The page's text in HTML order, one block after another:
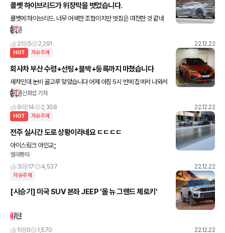
콜벳 하이브리드가 위장막을 벗었습니다.
콜벳에 하이브리드. 너무 어색한 조합이지만 멋짐은 여전한 것 같네
요 !!
2 5 2,291 22.12.22
HOT 자유주제
회사차 부산 수령+선팅+블박+등록까지 마쳤습니다
새차인데 눈비 골고루 맞았습니다 어제 아침 5시 반에 집에서 나와서
KTX 타고.. 르노코리아 부산 공장에서 차 받고..단차 있어서 다시 공
신화섭 기자
9
14 2,308 22.12.22
HOT 자유주제
전주 실시간 도로 상황이라네요 ㄷㄷㄷㄷ
아이스링크 아인교;;
열라뽕따
3
17 4,537 22.12.22
자유주제
[시승기] 미국 SUV 본좌 JEEP '올 뉴 그랜드 체로키'
1 0 1,570 22.12.22